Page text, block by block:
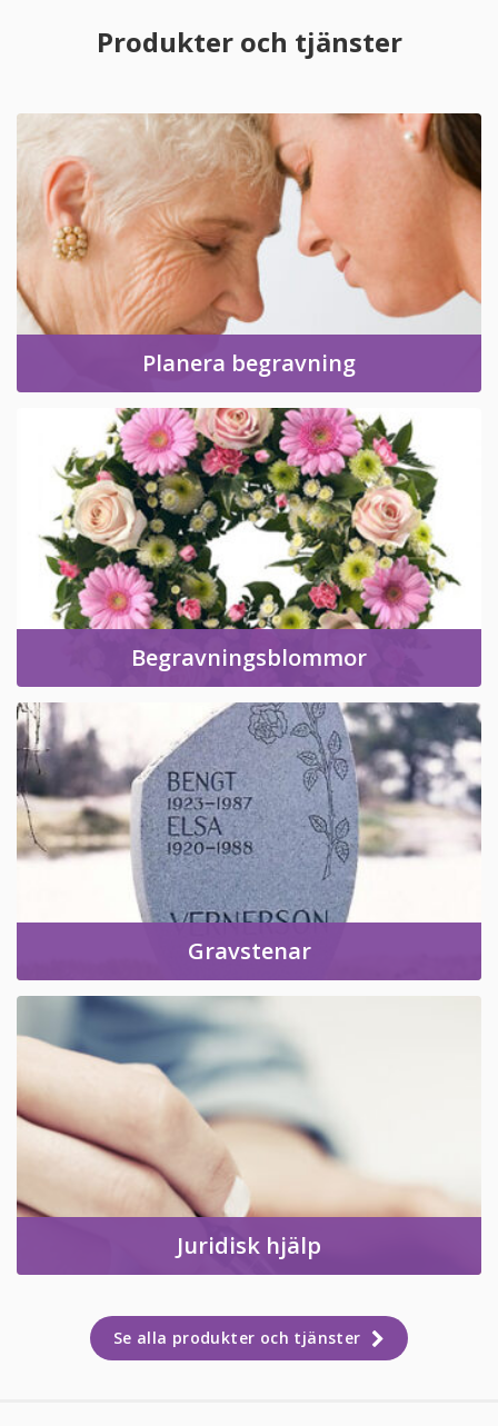
Produkter och tjänster
Planera begravning
Begravningsblommor
Gravstenar
Juridisk hjälp
Se alla produkter och tjänster